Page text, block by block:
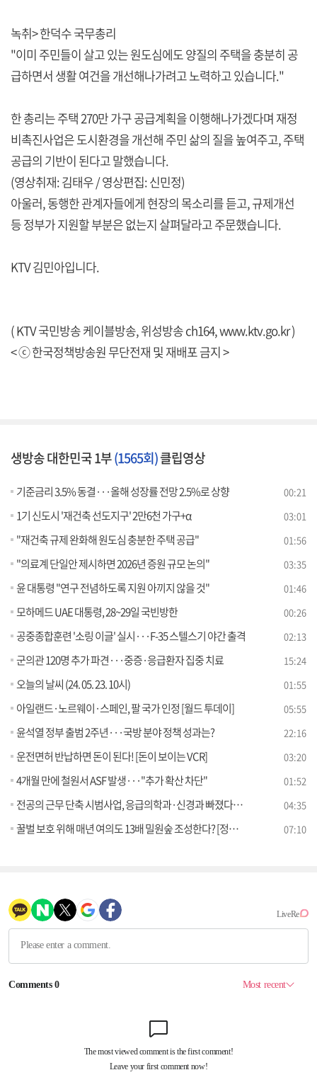
녹취> 한덕수 국무총리
"이미 주민들이 살고 있는 원도심에도 양질의 주택을 충분히 공
급하면서 생활 여건을 개선해나가려고 노력하고 있습니다."
한 총리는 주택 270만 가구 공급계획을 이행해나가겠다며 재정
비촉진사업은 도시환경을 개선해 주민 삶의 질을 높여주고, 주택
공급의 기반이 된다고 말했습니다.
(영상취재: 김태우 / 영상편집: 신민정)
아울러, 동행한 관계자들에게 현장의 목소리를 듣고, 규제개선
등 정부가 지원할 부분은 없는지 살펴달라고 주문했습니다.
KTV 김민아입니다.
( KTV 국민방송 케이블방송, 위성방송 ch164,www.ktv.go.kr)
< ⓒ 한국정책방송원 무단전재 및 재배포 금지 >
생방송 대한민국 1부(1565회)클립영상
기준금리 3.5% 동결···올해 성장률 전망 2.5%로 상향 00:21
1기 신도시 '재건축 선도지구' 2만6천 가구+α 03:01
"재건축 규제 완화해 원도심 충분한 주택 공급" 01:56
"의료계 단일안 제시하면 2026년 증원 규모 논의" 03:35
윤 대통령 "연구 전념하도록 지원 아끼지 않을 것" 01:46
모하메드 UAE 대통령, 28~29일 국빈방한 00:26
공중종합훈련 '소링 이글' 실시···F-35 스텔스기 야간 출격 02:13
군의관 120명 추가 파견···중증·응급환자 집중 치료 15:24
오늘의 날씨 (24. 05. 23. 10시) 01:55
아일랜드·노르웨이·스페인, 팔 국가 인정 [월드 투데이] 05:55
윤석열 정부 출범 2주년···국방 분야 정책 성과는? 22:16
운전면허 반납하면 돈이 된다! [돈이 보이는 VCR] 03:20
4개월 만에 철원서 ASF 발생···"추가 확산 차단" 01:52
전공의 근무 단축 시범사업, 응급의학과·신경과 빠졌다? [정책 바로보기] 04:35
꿀벌 보호 위해 매년 여의도 13배 밀원숲 조성한다? [정책 바로보기] 07:10